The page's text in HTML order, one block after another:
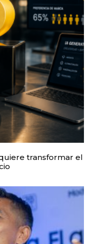
transformar el